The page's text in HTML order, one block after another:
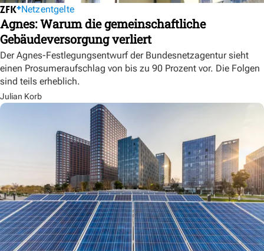
Netzentgelte
Agnes: Warum die gemeinschaftliche
Gebäudeversorgung verliert
Der Agnes-Festlegungsentwurf der Bundesnetzagentur sieht
einen Prosumeraufschlag von bis zu 90 Prozent vor. Die Folgen
sind teils erheblich.
Julian Korb